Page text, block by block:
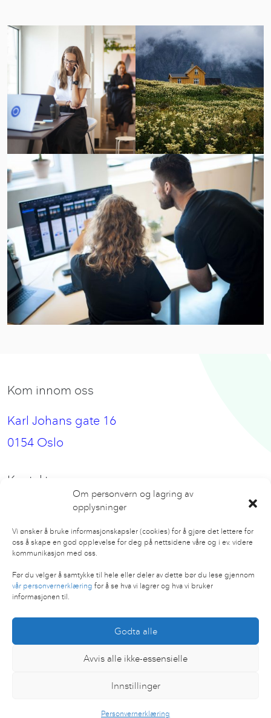
Om personvern og lagring av
opplysninger
Vi ønsker å bruke informasjonskapsler (cookies) for å gjøre det lettere for
oss å skape en god opplevelse for deg på nettsidene våre og i ev. videre
kommunikasjon med oss.
Før du velger å samtykke til hele eller deler av dette bør du lese gjennom
vår personvernerklæring for å se hva vi lagrer og hva vi bruker
informasjonen til.
Godta alle
Avvis alle ikke-essensielle
Innstillinger
Personvernerklæring
Kom innom oss
Karl Johans gate 16
0154 Oslo
Kontakt oss
hei@nbeat.no
Følg oss
Facebook
Instagram
LinkedIn